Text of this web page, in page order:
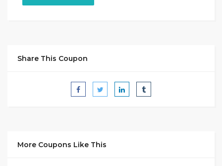
Share This Coupon
More Coupons Like This